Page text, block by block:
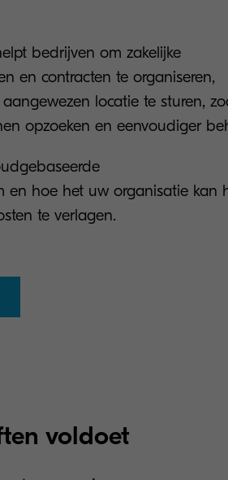
bedrijven om zakelijke
en contracten te organiseren,
locatie te sturen,
opzoeken en eenvoudiger
en hoe het uw organisatie kan
te verlagen.
voldoet